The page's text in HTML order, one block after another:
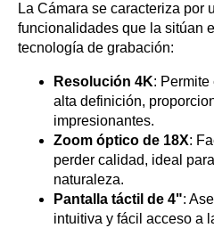
La Cámara se caracteriza por
funcionalidades que la sitúan
tecnología de grabación:
Resolución 4K:
alta definición,
impresionantes.
Zoom óptico de 18X:
perder calidad, ideal
naturaleza.
Pantalla táctil de 4":
intuitiva y fácil acceso a